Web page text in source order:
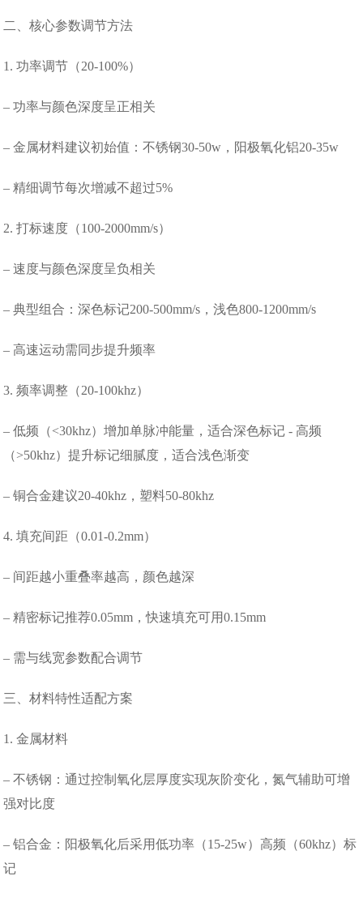
二、核心参数调节方法
1. 功率调节（20-100%）
– 功率与颜色深度呈正相关
– 金属材料建议初始值：不锈钢30-50w，阳极氧化铝20-35w
– 精细调节每次增减不超过5%
2. 打标速度（100-2000mm/s）
– 速度与颜色深度呈负相关
– 典型组合：深色标记200-500mm/s，浅色800-1200mm/s
– 高速运动需同步提升频率
3. 频率调整（20-100khz）
– 低频（<30khz）增加单脉冲能量，适合深色标记 - 高频
（>50khz）提升标记细腻度，适合浅色渐变
– 铜合金建议20-40khz，塑料50-80khz
4. 填充间距（0.01-0.2mm）
– 间距越小重叠率越高，颜色越深
– 精密标记推荐0.05mm，快速填充可用0.15mm
– 需与线宽参数配合调节
三、材料特性适配方案
1. 金属材料
– 不锈钢：通过控制氧化层厚度实现灰阶变化，氮气辅助可增
强对比度
– 铝合金：阳极氧化后采用低功率（15-25w）高频（60khz）标
记